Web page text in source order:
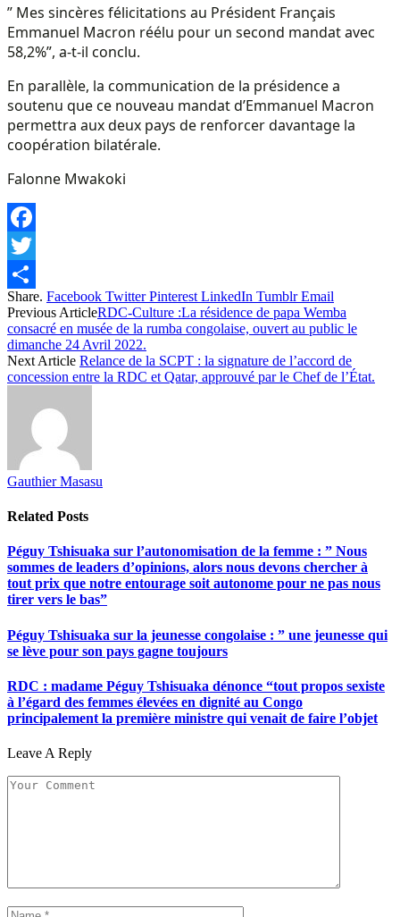
” Mes sincères félicitations au Président Français
Emmanuel Macron réélu pour un second mandat avec
58,2%”, a-t-il conclu.
En parallèle, la communication de la présidence a
soutenu que ce nouveau mandat d’Emmanuel Macron
permettra aux deux pays de renforcer davantage la
coopération bilatérale.
Falonne Mwakoki
Facebook
Twitter
Share
Share. Facebook Twitter Pinterest LinkedIn Tumblr Email
Previous ArticleRDC-Culture :La résidence de papa Wemba
consacré en musée de la rumba congolaise, ouvert au public le
dimanche 24 Avril 2022.
Next Article Relance de la SCPT : la signature de l’accord de
concession entre la RDC et Qatar, approuvé par le Chef de l’État.
Gauthier Masasu
Related Posts
Péguy Tshisuaka sur l’autonomisation de la femme : ” Nous
sommes de leaders d’opinions, alors nous devons chercher à
tout prix que notre entourage soit autonome pour ne pas nous
tirer vers le bas”
Péguy Tshisuaka sur la jeunesse congolaise : ” une jeunesse qui
se lève pour son pays gagne toujours
RDC : madame Péguy Tshisuaka dénonce “tout propos sexiste
à l’égard des femmes élevées en dignité au Congo
principalement la première ministre qui venait de faire l’objet
Leave A Reply